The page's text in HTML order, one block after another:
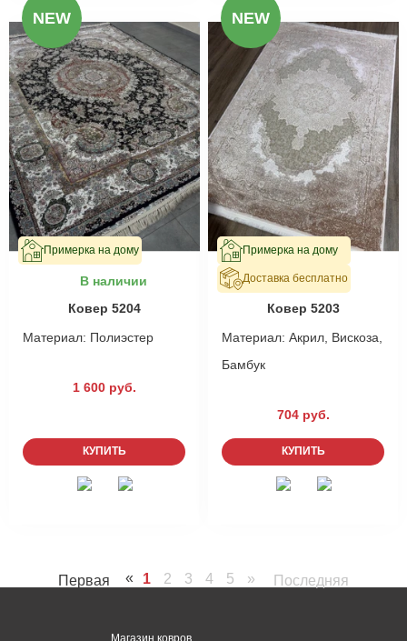
NEW
Примерка на дому
В наличии
Ковер 5204
Материал: Полиэстер
1 600 руб.
КУПИТЬ
NEW
Примерка на дому
Доставка бесплатно
В наличии
Ковер 5203
Материал: Акрил, Вискоза,
Бамбук
704 руб.
КУПИТЬ
Первая « 1 2 3 4 5 » Последняя
Магазин ковров